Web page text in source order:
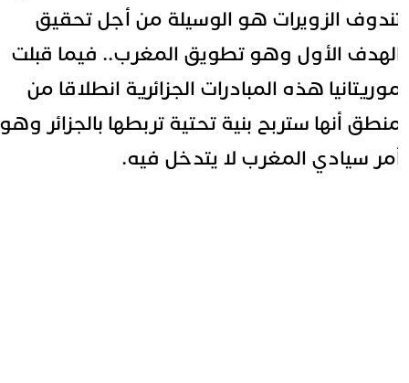
الزويرات هو الوسيلة من أجل تحقيق
الأول وهو تطويق المغرب.. فيما قبلت
هذه المبادرات الجزائرية انطلاقا من
أنها ستربح بنية تحتية تربطها بالجزائر وهو
سيادي المغرب لا يتدخل فيه.